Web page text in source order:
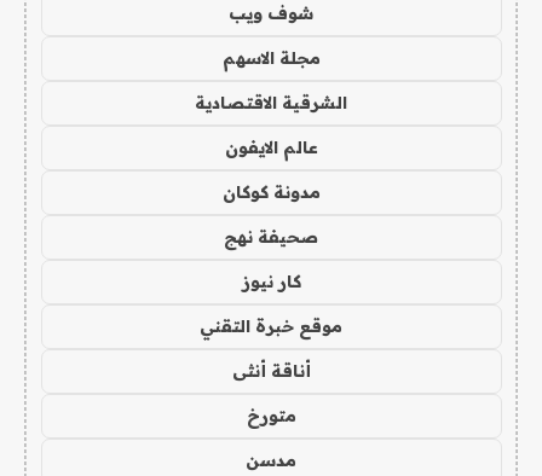
شوف ويب
مجلة الاسهم
الشرقية الاقتصادية
عالم الايفون
مدونة كوكان
صحيفة نهج
كار نيوز
موقع خبرة التقني
أناقة أنثى
متورخ
مدسن